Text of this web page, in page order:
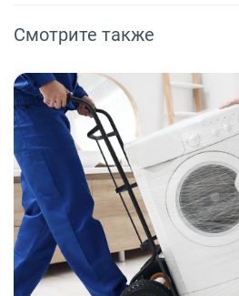
Смотрите также